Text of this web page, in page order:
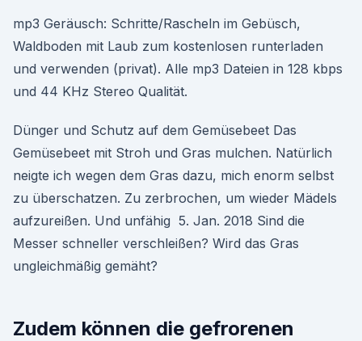
mp3 Geräusch: Schritte/Rascheln im Gebüsch,
Waldboden mit Laub zum kostenlosen runterladen
und verwenden (privat). Alle mp3 Dateien in 128 kbps
und 44 KHz Stereo Qualität.
Dünger und Schutz auf dem Gemüsebeet Das
Gemüsebeet mit Stroh und Gras mulchen. Natürlich
neigte ich wegen dem Gras dazu, mich enorm selbst
zu überschatzen. Zu zerbrochen, um wieder Mädels
aufzureißen. Und unfähig 5. Jan. 2018 Sind die
Messer schneller verschleißen? Wird das Gras
ungleichmäßig gemäht?
Zudem können die gefrorenen